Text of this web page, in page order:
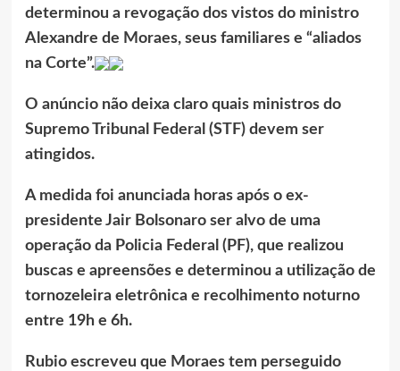
determinou a revogação dos vistos do ministro
Alexandre de Moraes, seus familiares e “aliados
na Corte”.
O anúncio não deixa claro quais ministros do
Supremo Tribunal Federal (STF) devem ser
atingidos.
A medida foi anunciada horas após o ex-
presidente Jair Bolsonaro ser alvo de uma
operação da Policia Federal (PF), que realizou
buscas e apreensões e determinou a utilização de
tornozeleira eletrônica e recolhimento noturno
entre 19h e 6h.
Rubio escreveu que Moraes tem perseguido